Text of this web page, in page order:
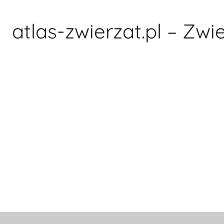
treściatlas-zwierzat.pl –